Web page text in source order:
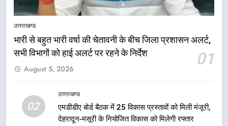
उत्तराखण्ड
भारी से बहुत भारी वर्षा की चेतावनी के बीच जिला प्रशासन अलर्ट,
सभी विभागों को हाई अलर्ट पर रहने के निर्देश
01
August 5, 2026
02
उत्तराखण्ड
एमडीडीए बोर्ड बैठक में 25 विकास प्रस्तावों को मिली मंजूरी,
देहरादून-मसूरी के नियोजित विकास को मिलेगी रफ्तार
5
मुख्यमंत्री धामी की सुरक्षा प्राथमिकता:
सीसीटीवी, ड्रोन और स्वास्थ्य सेवाओं के
बीच शिवभक्तों के लिए बनाया सुरक्षित
एसआईआर प्रक्रिया की निगरानी के लिए
प्रदेश कांग्रेस मुख्यालय में कंट्रोल रूम